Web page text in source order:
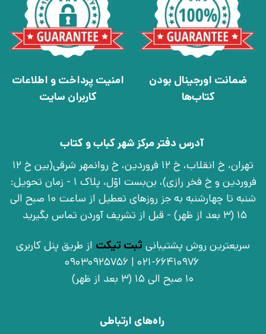
ضمانت اورجینال بودن
کتاب‌ها
امنیت پرداخت و اطلاعات
کاربران سایت
آدرس دفتر مرکز شهر کباب و کتاب
تهران، خ انقلاب، خ 12 فروردین، خ روانمهر شرقی(بین خ 12
فروردین و خ فخر رازی)، بن‌بست اوّل، پلاک 1 - زمان تحویل:
شنبه تا چهارشنبه به جز روزهای تعطیل از ساعت 10 صبح الی
15 (3 بعد از ظهر) - قبل از تشریف آوردن تماس بگیرید
سریعترین روش پشتیبانی ثبت تیکت از طریق پنل کاربری
021-66410976 | 09030925756
10 صبح الی 15 (3 بعد از ظهر)
راه‌های ارتباطی